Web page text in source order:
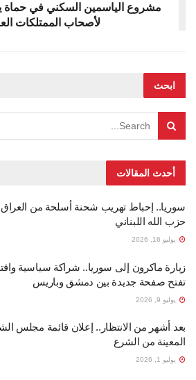
مشروع الياسمين السكني في حماة
لأصحاب الممتلكات
ابحث
أحدث المقالات
سوريا.. إحباط تهريب شحنة أسلحة من
حزب الله اللبناني
يوليو 16, 2026
زيارة ماكرون إلى سوريا.. شراكة سياسية
تفتح صفحة جديدة بين دمشق وباريس
يوليو 9, 2026
بعد أشهر من الانتظار.. إعلان قائمة مجلس
المعينة من الشرع
يوليو 1, 2026